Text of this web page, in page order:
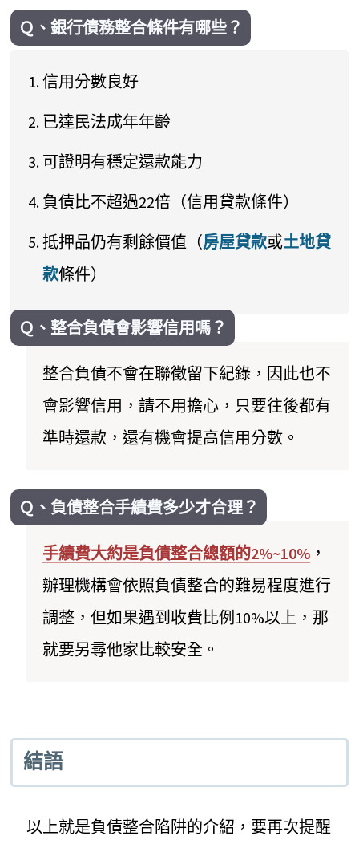
Ｑ、銀行債務整合條件有哪些？
信用分數良好
已達民法成年年齡
可證明有穩定還款能力
負債比不超過22倍（信用貸款條件）
抵押品仍有剩餘價值（房屋貸款或土地貸
款條件）
Ｑ、整合負債會影響信用嗎？
整合負債不會在聯徵留下紀錄，因此也不
會影響信用，請不用擔心，只要往後都有
準時還款，還有機會提高信用分數。
Ｑ、負債整合手續費多少才合理？
手續費大約是負債整合總額的2%~10% ，
辦理機構會依照負債整合的難易程度進行
調整，但如果遇到收費比例10%以上，那
就要另尋他家比較安全。
結語
以上就是負債整合陷阱的介紹，要再次提醒